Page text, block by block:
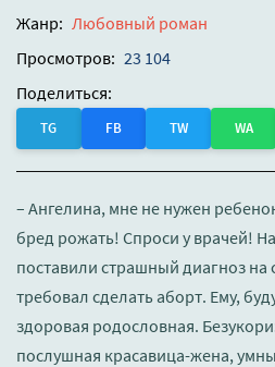
Жанр: Любовный роман
Просмотров: 23 104
Поделиться:
TG FB TW WA
– Ангелина, мне не нужен
бред рожать! Спроси у врачей!
поставили страшный диагноз
требовал сделать аборт. Ему,
здоровая родословная.
послушная красавица-жена,